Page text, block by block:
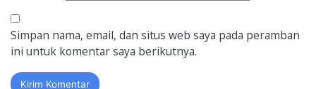
Simpan nama, email, dan situs web saya pada peramban
ini untuk komentar saya berikutnya.